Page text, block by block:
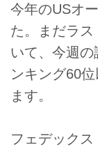
今年のUSオ
た。まだラ
いて、今週
ンキング60
ます。
フェデック